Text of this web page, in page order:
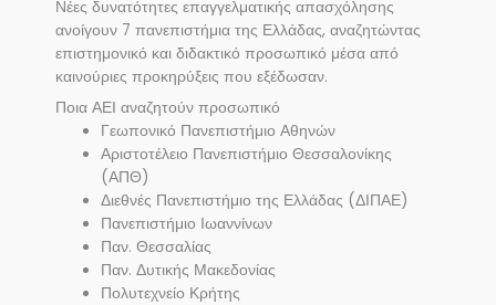
Νέες δυνατότητες επαγγελματικής απασχόλησης
ανοίγουν 7 πανεπιστήμια της Ελλάδας, αναζητώντας
επιστημονικό και διδακτικό προσωπικό μέσα από
καινούριες προκηρύξεις που εξέδωσαν.
Ποια ΑΕΙ αναζητούν προσωπικό
Γεωπονικό Πανεπιστήμιο Αθηνών
Αριστοτέλειο Πανεπιστήμιο Θεσσαλονίκης
(ΑΠΘ)
Διεθνές Πανεπιστήμιο της Ελλάδας (ΔΙΠΑΕ)
Πανεπιστήμιο Ιωαννίνων
Παν. Θεσσαλίας
Παν. Δυτικής Μακεδονίας
Πολυτεχνείο Κρήτης